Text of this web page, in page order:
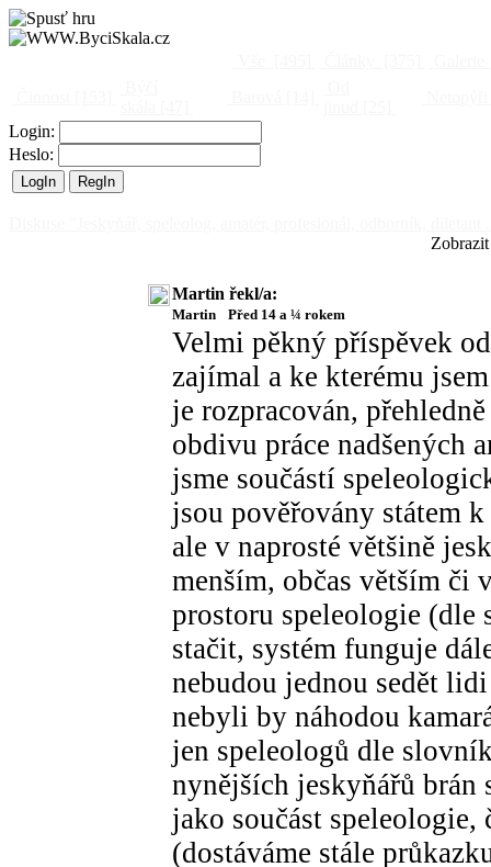
Login:
Heslo:
Martin řekl/a:
Martin Před 14 a ¼ rokem
Velmi pěkný příspěvek
zajímal a ke kterému
je rozpracován,
obdivu práce nadšených
jsme součástí
jsou pověřovány státem
ale v naprosté většině
menším, občas větším či
prostoru speleologie
stačit, systém funguje
nebudou jednou sedět
nebyli by náhodou
jen speleologů dle
nynějších jeskyňářů brán
jako součást
(dostáváme stále